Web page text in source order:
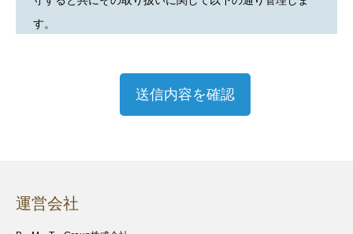
す。
当社では、組織的管理体制の整備と継続的な改善作業を通
運営会社